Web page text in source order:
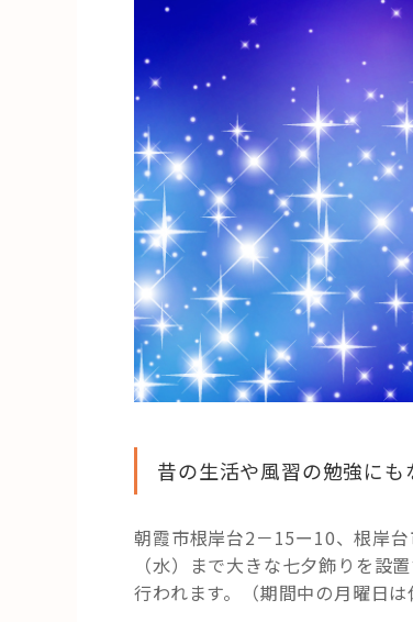
を
作
ろ
う！”
の
昔の生活や風習の勉強にも
朝霞市根岸台2－15ー10、根岸
（水）まで大きな七夕飾りを設
行われます。（期間中の月曜日は